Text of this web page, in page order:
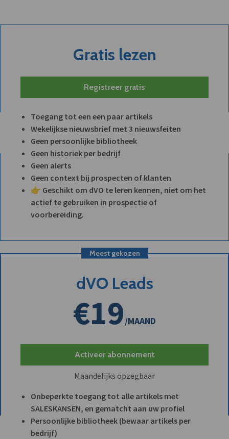
Gratis lezen
Registreer gratis
Toegang tot een een paar artikels
Wekelijkse nieuwsbrief met 3 nieuwsfeiten
Geen persoonlijke bibliotheek
Geen historiek per bedrijf
Geen alerts
Geen context bij prospecten of klanten
👉 Geschikt om dVO te leren kennen, niet om het
actief te gebruiken in prospectie of
voorbereiding.
Meest gekozen
dVO Leads
€19/MAAND
Activeer abonnement
Maandelijks opzegbaar
Onbeperkte toegang tot alle artikels met
SALESKANSEN, en gematcht aan uw profiel
Persoonlijke bibliotheek (bewaar artikels per
bedrijf)